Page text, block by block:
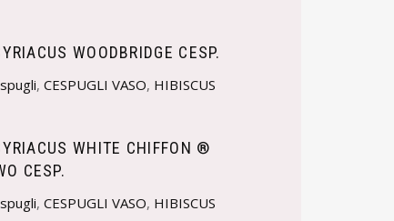
WOODBRIDGE CESP.
, CESPUGLI VASO, HIBISCUS
WHITE CHIFFON ®
CESP.
, CESPUGLI VASO, HIBISCUS